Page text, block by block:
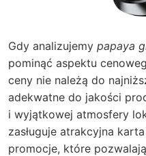
Gdy analizujemy papaya
pominąć aspektu
ceny nie należą do
adekwatne do jakości
i wyjątkowej atmosfery
zasługuje atrakcyjna
promocje, które